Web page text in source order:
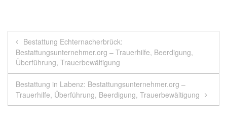
Beitragsnavigation
Bestattung Echternacherbrück:
Bestattungsunternehmer.org – Trauerhilfe, Beerdigung,
Überführung, Trauerbewältigung
Bestattung in Labenz: Bestattungsunternehmer.org –
Trauerhilfe, Überführung, Beerdigung, Trauerbewältigung